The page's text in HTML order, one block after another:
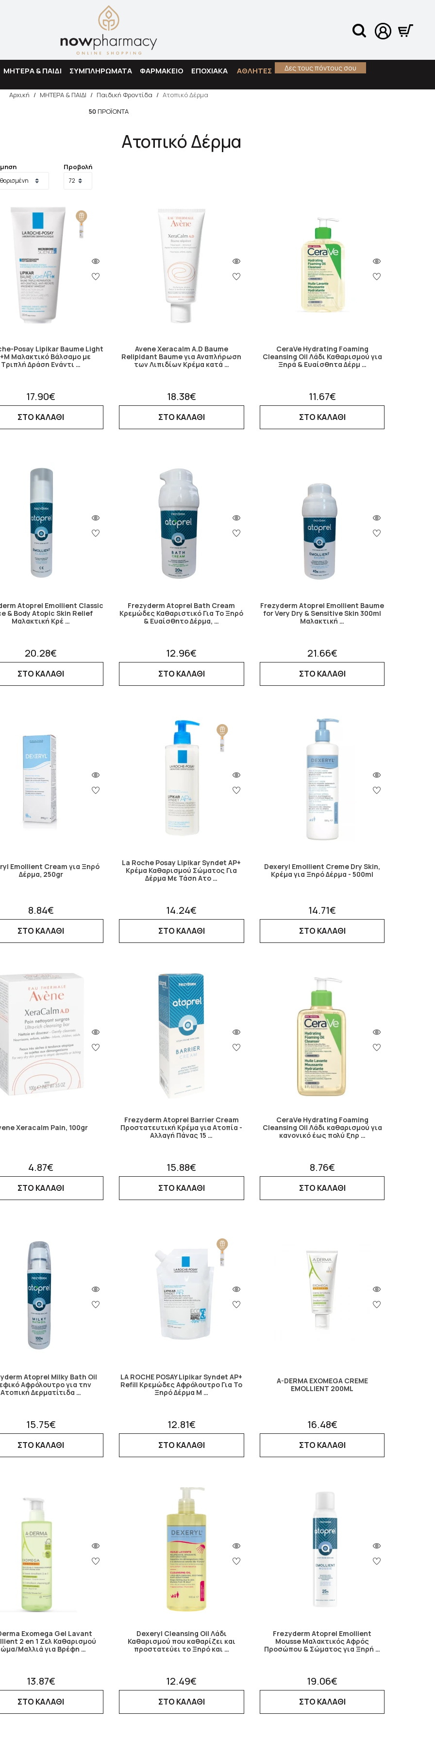
ΜΗΤΕΡΑ & ΠΑΙΔΙ ΣΥΜΠΛΗΡΩΜΑΤΑ ΦΑΡΜΑΚΕΙΟ ΕΠΟΧΙΑΚΑ ΑΘΛΗΤΕΣ Δες τους πόντους σου
Αναζήτηση
Αρχική / ΜΗΤΕΡΑ & ΠΑΙΔΙ / Παιδική Φροντίδα / Ατοπικό Δέρμα
50 ΠΡΟΪΌΝΤΑ
Ατοπικό Δέρμα
Προβολή
Posay Lipikar Baume Light
Μαλακτικό Βάλσαμο με
Τριπλή Δράση Ενάντι …
17.90€
ΣΤΟ ΚΑΛΑΘΙ
Avene Xeracalm A.D Baume
Relipidant Baume για Αναπλήρωση
των Λιπιδίων Κρέμα κατά …
18.38€
ΣΤΟ ΚΑΛΑΘΙ
CeraVe Hydrating Foaming
Cleansing Oil Λάδι Καθαρισμού για
Ξηρά & Ευαίσθητα Δέρμ …
11.67€
ΣΤΟ ΚΑΛΑΘΙ
Atoprel Emollient Classic
& Body Atopic Skin Relief
Μαλακτική Κρέ …
20.28€
ΣΤΟ ΚΑΛΑΘΙ
Frezyderm Atoprel Bath Cream
Κρεμώδες Καθαριστικό Για Το Ξηρό
& Ευαίσθητο Δέρμα, …
12.96€
ΣΤΟ ΚΑΛΑΘΙ
Frezyderm Atoprel Emollient Baume
for Very Dry & Sensitive Skin 300ml
Μαλακτική …
21.66€
ΣΤΟ ΚΑΛΑΘΙ
Emollient Cream για Ξηρό
Δέρμα, 250gr
8.84€
ΣΤΟ ΚΑΛΑΘΙ
La Roche Posay Lipikar Syndet AP+
Κρέμα Καθαρισμού Σώματος Για
Δέρμα Με Τάση Ατο …
14.24€
ΣΤΟ ΚΑΛΑΘΙ
Dexeryl Emollient Creme Dry Skin,
Κρέμα για Ξηρό Δέρμα - 500ml
14.71€
ΣΤΟ ΚΑΛΑΘΙ
Xeracalm Pain, 100gr
4.87€
ΣΤΟ ΚΑΛΑΘΙ
Frezyderm Atoprel Barrier Cream
Προστατευτική Κρέμα για Ατοπία -
Αλλαγή Πάνας 15 …
15.88€
ΣΤΟ ΚΑΛΑΘΙ
CeraVe Hydrating Foaming
Cleansing Oil Λάδι καθαρισμού για
κανονικό έως πολύ ξηρ …
8.76€
ΣΤΟ ΚΑΛΑΘΙ
Atoprel Milky Bath Oil
Αφρόλουτρο για την
Ατοπική Δερματίτιδα …
15.75€
ΣΤΟ ΚΑΛΑΘΙ
LA ROCHE POSAY Lipikar Syndet AP+
Refill Κρεμώδες Αφρόλουτρο Για Το
Ξηρό Δέρμα Μ …
12.81€
ΣΤΟ ΚΑΛΑΘΙ
A-DERMA EXOMEGA CREME
EMOLLIENT 200ML
16.48€
ΣΤΟ ΚΑΛΑΘΙ
Exomega Gel Lavant
2 en 1 Ζελ Καθαρισμού
Μαλλιά για Βρέφη …
13.87€
ΣΤΟ ΚΑΛΑΘΙ
Dexeryl Cleansing Oil Λάδι
Καθαρισμού που καθαρίζει και
προστατεύει το Ξηρό και …
12.49€
ΣΤΟ ΚΑΛΑΘΙ
Frezyderm Atoprel Emollient
Mousse Μαλακτικός Αφρός
Προσώπου & Σώματος για Ξηρή …
19.06€
ΣΤΟ ΚΑΛΑΘΙ